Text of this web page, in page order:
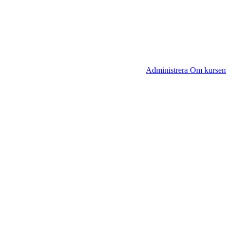
Administrera Om kursen